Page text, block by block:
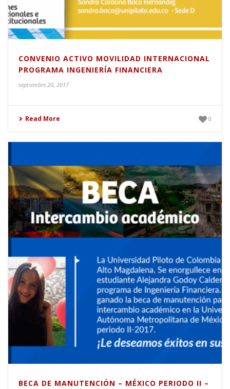
CONVENIO ACTIVO MOVILIDAD INTERNACIONAL
PROGRAMA INGENIERÍA FINANCIERA
septiembre 20, 2017
Read More 0
BECA DE MANUTENCIÓN – MÉXICO PERIODO II –